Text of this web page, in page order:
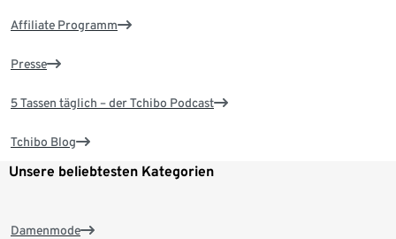
Affiliate Programm
Presse
5 Tassen täglich – der Tchibo Podcast
Tchibo Blog
Unsere beliebtesten Kategorien
Damenmode